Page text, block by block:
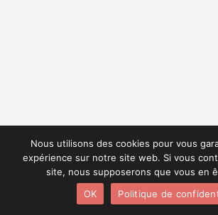
Nous utilisons des cookies pour vous
expérience sur notre site web. Si vous
site, nous supposerons que vous en
OK
Politique de